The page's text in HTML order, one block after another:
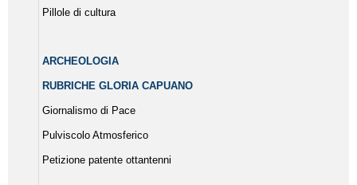
Pillole di cultura
ARCHEOLOGIA
RUBRICHE GLORIA CAPUANO
Giornalismo di Pace
Pulviscolo Atmosferico
Petizione patente ottantenni